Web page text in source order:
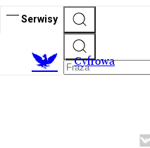
Serwisy
Cyfrowa